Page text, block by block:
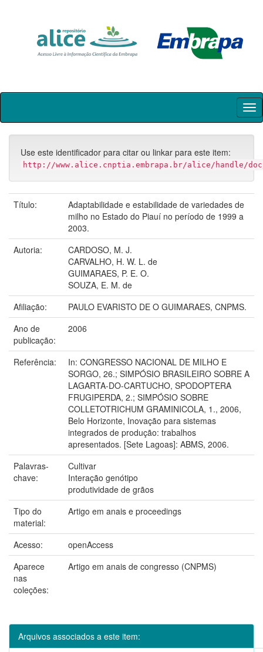
Skip
Use este identificador para citar ou linkar para este item:
http://www.alice.cnptia.embrapa.br/alice/handle/
Título:
Adaptabilidade e estabilidade de variedades de
milho no Estado do Piauí no período de 1999 a
2003.
Autoria:
CARDOSO, M. J.
CARVALHO, H. W. L. de
GUIMARAES, P. E. O.
SOUZA, E. M. de
Afiliação:
PAULO EVARISTO DE O GUIMARAES, CNPMS.
Ano de
publicação:
2006
Referência:
In: CONGRESSO NACIONAL DE MILHO E
SORGO, 26.; SIMPÓSIO BRASILEIRO SOBRE A
LAGARTA-DO-CARTUCHO, SPODOPTERA
FRUGIPERDA, 2.; SIMPÓSIO SOBRE
COLLETOTRICHUM GRAMINICOLA, 1., 2006,
Belo Horizonte, Inovação para sistemas
integrados de produção: trabalhos
apresentados. [Sete Lagoas]: ABMS, 2006.
Palavras-
chave:
Cultivar
Interação genótipo
produtividade de grãos
Tipo do
material:
Artigo em anais e proceedings
Acesso:
openAccess
Aparece
nas
coleções:
Artigo em anais de congresso (CNPMS)
Arquivos associados a este item: